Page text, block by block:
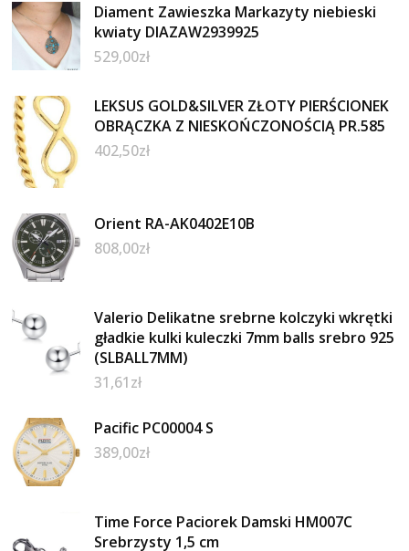
Diament Zawieszka Markazyty niebieski
kwiaty DIAZAW2939925
529,00zł
LEKSUS GOLD&SILVER ZŁOTY PIERŚCIONEK
OBRĄCZKA Z NIESKOŃCZONOŚCIĄ PR.585
402,50zł
Orient RA-AK0402E10B
808,00zł
Valerio Delikatne srebrne kolczyki wkrętki
gładkie kulki kuleczki 7mm balls srebro 925
(SLBALL7MM)
31,61zł
Pacific PC00004 S
389,00zł
Time Force Paciorek Damski HM007C
Srebrzysty 1,5 cm